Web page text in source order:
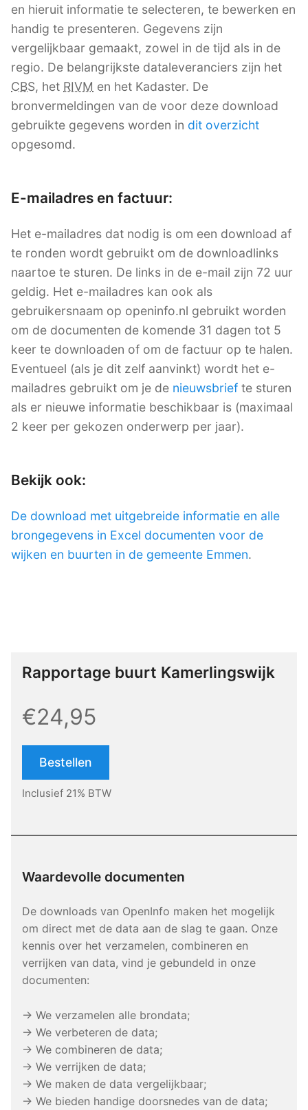
en hieruit informatie te selecteren, te bewerken en
handig te presenteren. Gegevens zijn
vergelijkbaar gemaakt, zowel in de tijd als in de
regio. De belangrijkste dataleveranciers zijn het
CBS, het RIVM en het Kadaster. De
bronvermeldingen van de voor deze download
gebruikte gegevens worden in dit overzicht
opgesomd.
E-mailadres en factuur:
Het e-mailadres dat nodig is om een download af
te ronden wordt gebruikt om de downloadlinks
naartoe te sturen. De links in de e-mail zijn 72 uur
geldig. Het e-mailadres kan ook als
gebruikersnaam op openinfo.nl gebruikt worden
om de documenten de komende 31 dagen tot 5
keer te downloaden of om de factuur op te halen.
Eventueel (als je dit zelf aanvinkt) wordt het e-
mailadres gebruikt om je de nieuwsbrief te sturen
als er nieuwe informatie beschikbaar is (maximaal
2 keer per gekozen onderwerp per jaar).
Bekijk ook:
De download met uitgebreide informatie en alle
brongegevens in Excel documenten voor de
wijken en buurten in de gemeente Emmen.
Rapportage buurt Kamerlingswijk
€24,95
Bestellen
Inclusief 21% BTW
Waardevolle documenten
De downloads van OpenInfo maken het mogelijk
om direct met de data aan de slag te gaan. Onze
kennis over het verzamelen, combineren en
verrijken van data, vind je gebundeld in onze
documenten:
→ We verzamelen alle brondata;
→ We verbeteren de data;
→ We combineren de data;
→ We verrijken de data;
→ We maken de data vergelijkbaar;
→ We bieden handige doorsnedes van de data;